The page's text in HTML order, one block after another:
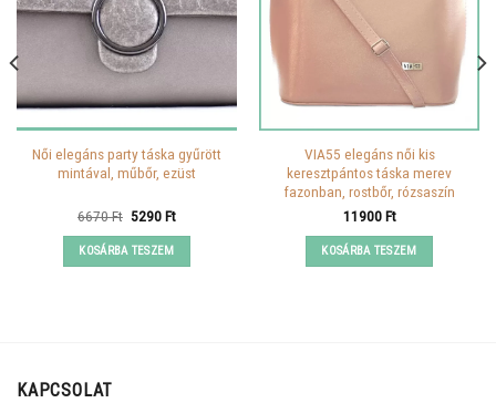
Női elegáns party táska gyűrött
mintával, műbőr, ezüst
6670Ft Original
was:
6670 Ft.
5290FtCurrent
KOSÁRBA TESZEM
VIA55 elegáns női kis
keresztpántos táska merev
fazonban, rostbőr, rózsaszín
11900Ft
KOSÁRBA TESZEM
KAPCSOLAT